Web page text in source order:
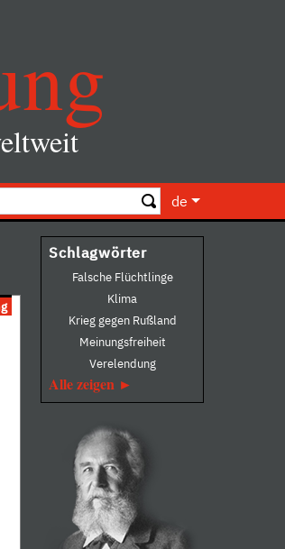
de
Schlagwörter
Falsche Flüchtlinge
Klima
Krieg gegen Rußland
Meinungsfreiheit
Verelendung
Alle zeigen